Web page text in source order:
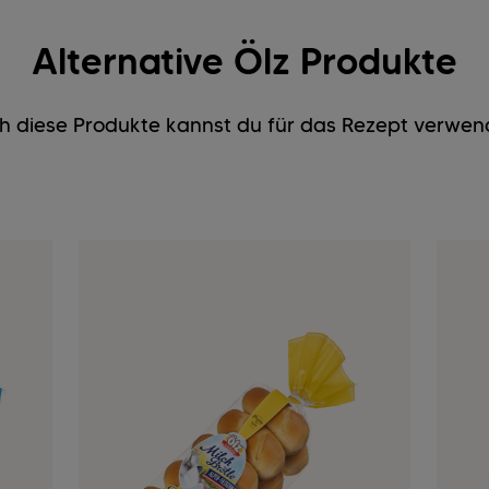
Alternative Ölz Produkte
diese Produkte kannst du für das Rezept